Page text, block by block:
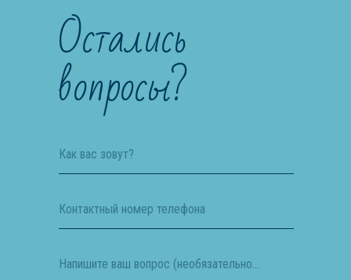
Как вас зовут?
Контактный номер телефона
Напишите ваш вопрос (необязательное поле)
Остались
вопросы?